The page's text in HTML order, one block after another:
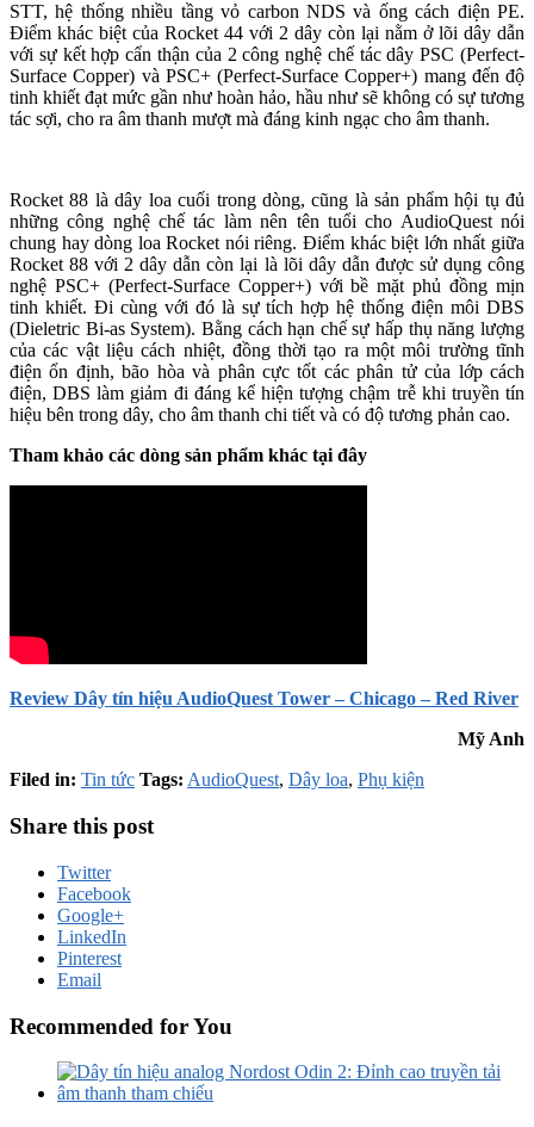
STT, hệ thống nhiều tầng vỏ carbon NDS và ống cách điện PE.
Điểm khác biệt của Rocket 44 với 2 dây còn lại nằm ở lõi dây dẫn
với sự kết hợp cẩn thận của 2 công nghệ chế tác dây PSC (Perfect-
Surface Copper) và PSC+ (Perfect-Surface Copper+) mang đến độ
tinh khiết đạt mức gần như hoàn hảo, hầu như sẽ không có sự tương
tác sợi, cho ra âm thanh mượt mà đáng kinh ngạc cho âm thanh.
Rocket 88 là dây loa cuối trong dòng, cũng là sản phẩm hội tụ đủ
những công nghệ chế tác làm nên tên tuổi cho AudioQuest nói
chung hay dòng loa Rocket nói riêng. Điểm khác biệt lớn nhất giữa
Rocket 88 với 2 dây dẫn còn lại là lõi dây dẫn được sử dụng công
nghệ PSC+ (Perfect-Surface Copper+) với bề mặt phủ đồng mịn
tinh khiết. Đi cùng với đó là sự tích hợp hệ thống điện môi DBS
(Dieletric Bi-as System). Bằng cách hạn chế sự hấp thụ năng lượng
của các vật liệu cách nhiệt, đồng thời tạo ra một môi trường tĩnh
điện ổn định, bão hòa và phân cực tốt các phân tử của lớp cách
điện, DBS làm giảm đi đáng kể hiện tượng chậm trễ khi truyền tín
hiệu bên trong dây, cho âm thanh chi tiết và có độ tương phản cao.
Tham khảo các dòng sản phẩm khác tại đây
Review Dây tín hiệu AudioQuest Tower – Chicago – Red River
Mỹ Anh
Filed in: Tin tức Tags: AudioQuest, Dây loa, Phụ kiện
Share this post
Twitter
Facebook
Google+
LinkedIn
Pinterest
Email
Recommended for You